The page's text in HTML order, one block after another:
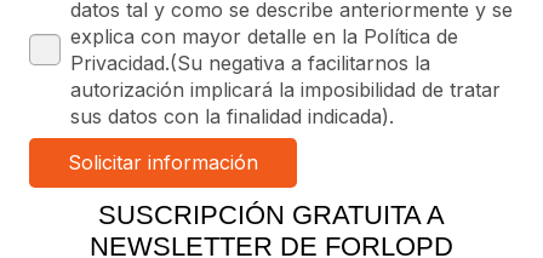
datos tal y como se describe anteriormente y se
explica con mayor detalle en la Política de
Privacidad.(Su negativa a facilitarnos la
autorización implicará la imposibilidad de tratar
sus datos con la finalidad indicada).
SUSCRIPCIÓN GRATUITA A
NEWSLETTER DE FORLOPD